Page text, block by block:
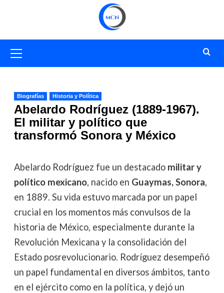
primario
Biografías Historia y Política
Abelardo Rodríguez (1889-1967).
El militar y político que
transformó Sonora y México
Abelardo Rodríguez fue un destacado militar y
político mexicano, nacido en Guaymas, Sonora,
en 1889. Su vida estuvo marcada por un papel
crucial en los momentos más convulsos de la
historia de México, especialmente durante la
Revolución Mexicana y la consolidación del
Estado posrevolucionario. Rodríguez desempeñó
un papel fundamental en diversos ámbitos, tanto
en el ejército como en la política, y dejó un